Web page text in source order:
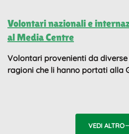
Volontari nazionali e
al Media Centre
Volontari provenienti da
ragioni che li hanno portati alla
VEDI ALTRO